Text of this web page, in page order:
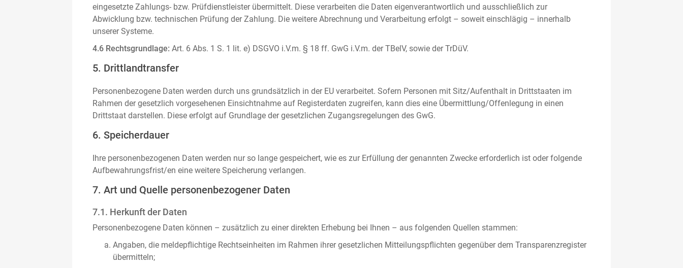
eingesetzte Zahlungs- bzw. Prüfdienstleister übermittelt. Diese verarbeiten die Daten eigenverantwortlich und ausschließlich zur
Abwicklung bzw. technischen Prüfung der Zahlung. Die weitere Abrechnung und Verarbeitung erfolgt – soweit einschlägig – innerhalb
unserer Systeme.
4.6 Rechtsgrundlage: Art. 6 Abs. 1 S. 1 lit. e) DSGVO i.V.m. § 18 ff. GwG i.V.m. der TBelV, sowie der TrDüV.
5. Drittlandtransfer
Personenbezogene Daten werden durch uns grundsätzlich in der EU verarbeitet. Sofern Personen mit Sitz/Aufenthalt in Drittstaaten im
Rahmen der gesetzlich vorgesehenen Einsichtnahme auf Registerdaten zugreifen, kann dies eine Übermittlung/Offenlegung in einen
Drittstaat darstellen. Diese erfolgt auf Grundlage der gesetzlichen Zugangsregelungen des GwG.
6. Speicherdauer
Ihre personenbezogenen Daten werden nur so lange gespeichert, wie es zur Erfüllung der genannten Zwecke erforderlich ist oder folgende
Aufbewahrungsfrist/en eine weitere Speicherung verlangen.
7. Art und Quelle personenbezogener Daten
7.1. Herkunft der Daten
Personenbezogene Daten können – zusätzlich zu einer direkten Erhebung bei Ihnen – aus folgenden Quellen stammen:
Angaben, die meldepflichtige Rechtseinheiten im Rahmen ihrer gesetzlichen Mitteilungspflichten gegenüber dem Transparenzregister
übermitteln;